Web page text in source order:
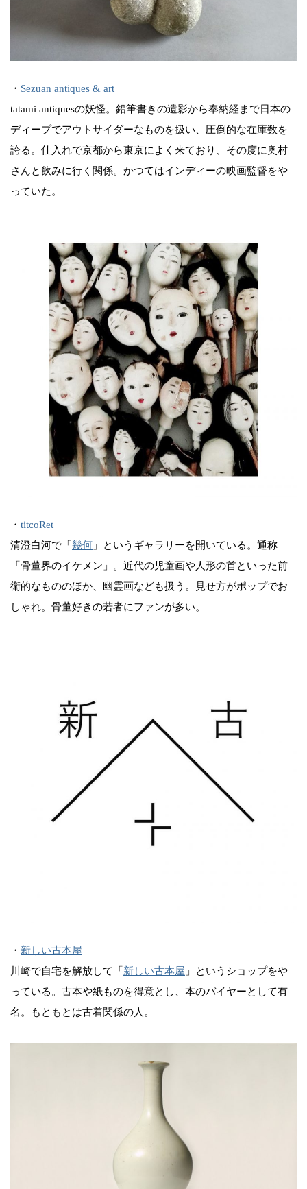
・ Sezuan antiques & art
tatami antiquesの妖怪。鉛筆書きの遺影から奉納経まで日本の
ディープでアウトサイダーなものを扱い、圧倒的な在庫数を
誇る。仕入れで京都から東京によく来ており、その度に奥村
さんと飲みに行く関係。かつてはインディーの映画監督をや
っていた。
・ titcoRet
清澄白河で「 幾何 」というギャラリーを開いている。通称
「骨董界のイケメン」。近代の児童画や人形の首といった前
衛的なもののほか、幽霊画なども扱う。見せ方がポップでお
しゃれ。骨董好きの若者にファンが多い。
・ 新しい古本屋
川崎で自宅を解放して「 新しい古本屋 」というショップをや
っている。古本や紙ものを得意とし、本のバイヤーとして有
名。もともとは古着関係の人。